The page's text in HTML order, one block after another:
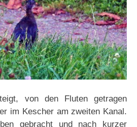
von den Fluten getragen
im Kescher am zweiten Kanal.
gebracht und nach kurzer